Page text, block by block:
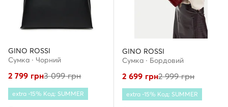
GINO ROSSI
Сумка · Чорний
2 799 грн3 099грн
extra -15% Код: SUMMER
GINO ROSSI
Сумка · Бордовий
2 699 грн2 999грн
extra -15% Код: SUMMER